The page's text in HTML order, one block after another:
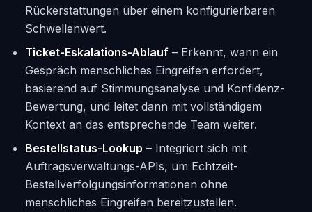
Rückerstattungen über einem konfigurierbaren
Schwellenwert.
Ticket-Eskalations-Ablauf – Erkennt, wann ein
Gespräch menschliches Eingreifen erfordert,
basierend auf Stimmungsanalyse und Konfidenz-
Bewertung, und leitet dann mit vollständigem
Kontext an das entsprechende Team weiter.
Bestellstatus-Lookup – Integriert sich mit
Auftragsverwaltungs-APIs, um Echtzeit-
Bestellverfolgungsinformationen ohne
menschliches Eingreifen bereitzustellen.